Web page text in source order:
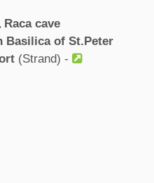
Raca cave
Basilica of St.Peter
(Strand) -